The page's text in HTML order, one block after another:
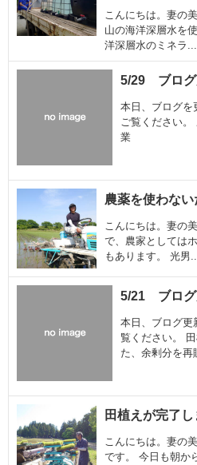
こんにちは。妻の
山の海洋深層水を
洋深層水のミネラ...
5/29 ブログ
本日、ブログを
ご覧ください
業
農薬を使わな
こんにちは。妻の
で、農家としては
もあります。 光男
5/21 ブログ
本日、ブログ更
覧ください。
た、余剰分を再
田植えが完了し
こんにちは。妻の
です。 今日も朝か